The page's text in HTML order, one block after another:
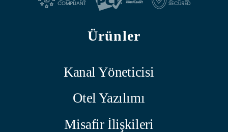
Ürünler
Kanal Yöneticisi
Otel Yazılımı
Misafir İlişkileri